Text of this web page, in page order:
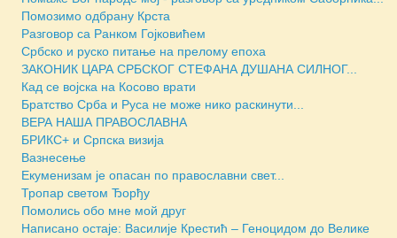
Помозимо одбрану Крста
Разговор са Ранком Гојковићем
Србско и руско питање на прелому епоха
ЗАКОНИК ЦАРА СРБСКОГ СТЕФАНА ДУШАНА СИЛНОГ...
Кад се војска на Косово врати
Братство Срба и Руса не може нико раскинути...
ВЕРА НАША ПРАВОСЛАВНА
БРИКС+ и Српска визија
Вазнесење
Екуменизам је опасан по православни свет...
Тропар светом Ђорђу
Помолись обо мне мой друг
Написано остаје: Василије Крестић – Геноцидом до Велике